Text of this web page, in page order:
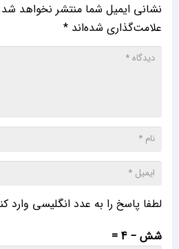
نشانی ایمیل شما منتشر نخواهد
علامت‌گذاری شده‌اند *
لطفا پاسخ را به عدد انگلیسی وارد
شش − 4 =